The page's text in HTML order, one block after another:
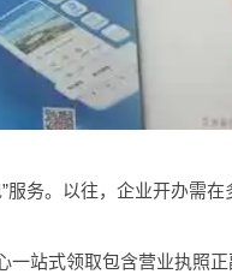
服务。以往，企业开办需在
站式领取包含营业执照正